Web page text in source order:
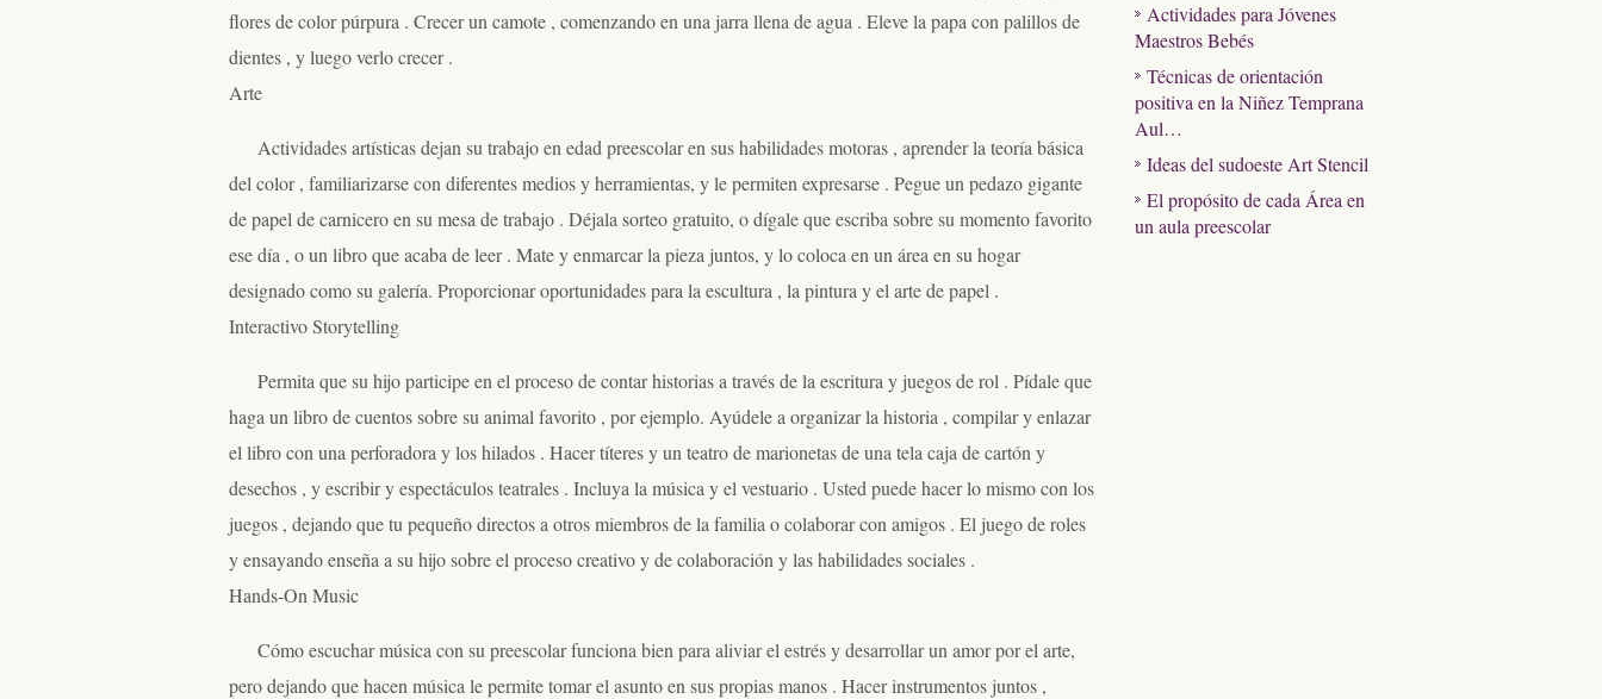
flores de color púrpura . Crecer un camote , comenzando en una jarra llena de agua . Eleve la papa con palillos de
dientes , y luego verlo crecer .
Arte
Actividades artísticas dejan su trabajo en edad preescolar en sus habilidades motoras , aprender la teoría básica
del color , familiarizarse con diferentes medios y herramientas, y le permiten expresarse . Pegue un pedazo gigante
de papel de carnicero en su mesa de trabajo . Déjala sorteo gratuito, o dígale que escriba sobre su momento favorito
ese día , o un libro que acaba de leer . Mate y enmarcar la pieza juntos, y lo coloca en un área en su hogar
designado como su galería. Proporcionar oportunidades para la escultura , la pintura y el arte de papel .
Interactivo Storytelling
Permita que su hijo participe en el proceso de contar historias a través de la escritura y juegos de rol . Pídale que
haga un libro de cuentos sobre su animal favorito , por ejemplo. Ayúdele a organizar la historia , compilar y enlazar
el libro con una perforadora y los hilados . Hacer títeres y un teatro de marionetas de una tela caja de cartón y
desechos , y escribir y espectáculos teatrales . Incluya la música y el vestuario . Usted puede hacer lo mismo con los
juegos , dejando que tu pequeño directos a otros miembros de la familia o colaborar con amigos . El juego de roles
y ensayando enseña a su hijo sobre el proceso creativo y de colaboración y las habilidades sociales .
Hands-On Music
Cómo escuchar música con su preescolar funciona bien para aliviar el estrés y desarrollar un amor por el arte,
pero dejando que hacen música le permite tomar el asunto en sus propias manos . Hacer instrumentos juntos ,
Actividades para Jóvenes
Maestros Bebés
Técnicas de orientación
positiva en la Niñez Temprana
Aul…
Ideas del sudoeste Art Stencil
El propósito de cada Área en
un aula preescolar